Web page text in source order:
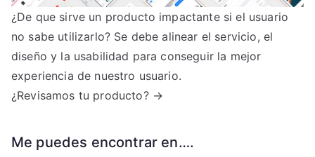
¿De que sirve un producto impactante si el usuario
no sabe utilizarlo? Se debe alinear el servicio, el
diseño y la usabilidad para conseguir la mejor
experiencia de nuestro usuario.
¿Revisamos tu producto? →
Me puedes encontrar en….